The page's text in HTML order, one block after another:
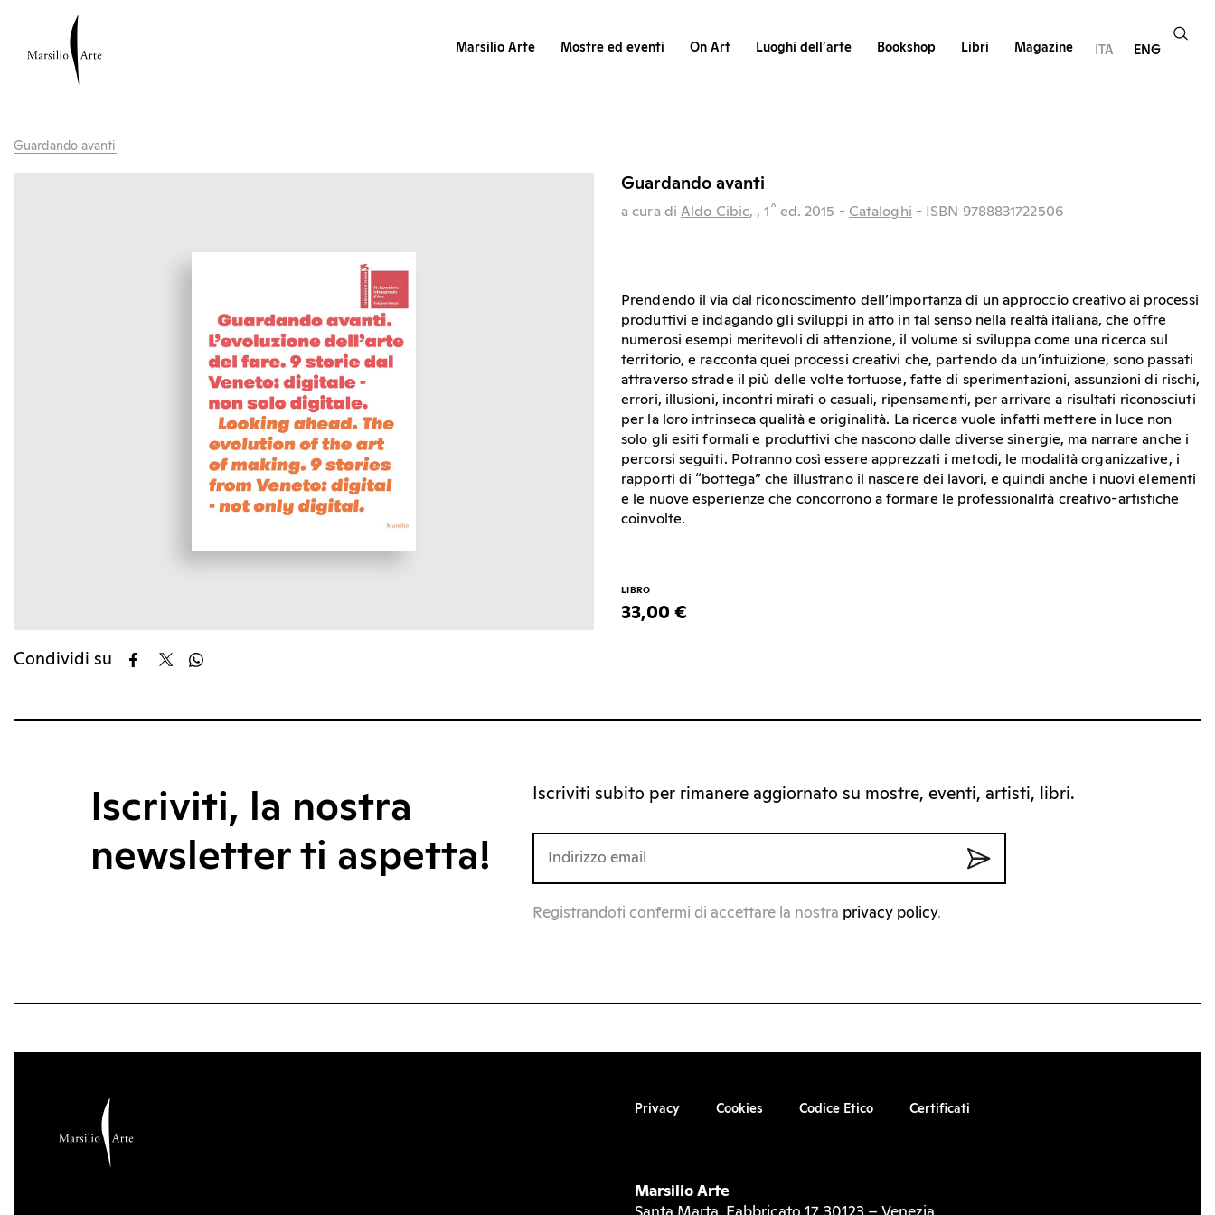
Marsilio Arte Mostre ed eventi On Art Luoghi dell’arte Bookshop Libri Magazine ITA ENG
Guardando avanti
Condividi su
Guardando avanti
a cura di Aldo Cibic, , 1 ^ ed. 2015 - Cataloghi - ISBN 9788831722506
Prendendo il via dal riconoscimento dell’importanza di un approccio creativo ai processi
produttivi e indagando gli sviluppi in atto in tal senso nella realtà italiana, che offre
numerosi esempi meritevoli di attenzione, il volume si sviluppa come una ricerca sul
territorio, e racconta quei processi creativi che, partendo da un’intuizione, sono passati
attraverso strade il più delle volte tortuose, fatte di sperimentazioni, assunzioni di rischi,
errori, illusioni, incontri mirati o casuali, ripensamenti, per arrivare a risultati riconosciuti
per la loro intrinseca qualità e originalità. La ricerca vuole infatti mettere in luce non
solo gli esiti formali e produttivi che nascono dalle diverse sinergie, ma narrare anche i
percorsi seguiti. Potranno così essere apprezzati i metodi, le modalità organizzative, i
rapporti di “bottega” che illustrano il nascere dei lavori, e quindi anche i nuovi elementi
e le nuove esperienze che concorrono a formare le professionalità creativo-artistiche
coinvolte.
LIBRO
33,00 €
Iscriviti, la nostra
newsletter ti aspetta!
Iscriviti subito per rimanere aggiornato su mostre, eventi, artisti, libri.
Registrandoti confermi di accettare la nostra privacy policy.
Privacy Cookies Codice Etico Certificati
Marsilio Arte